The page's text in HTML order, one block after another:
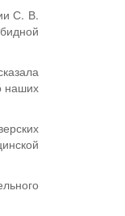
С. В.
наших